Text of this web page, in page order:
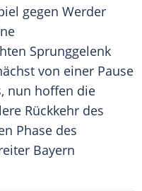
gegen Werder
Sprunggelenk
von einer Pause
nun hoffen die
Rückkehr des
Phase des
Bayern